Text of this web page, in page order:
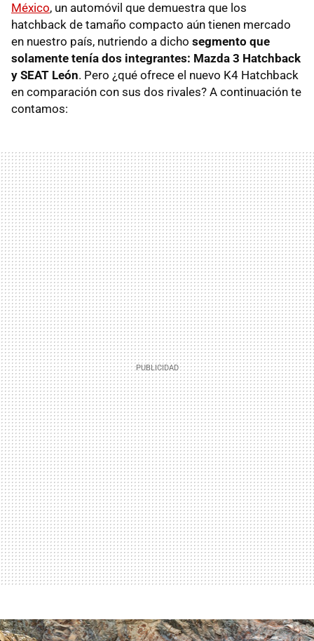
México, un automóvil que demuestra que los
hatchback de tamaño compacto aún tienen mercado
en nuestro país, nutriendo a dicho segmento que
solamente tenía dos integrantes: Mazda 3 Hatchback
y SEAT León. Pero ¿qué ofrece el nuevo K4 Hatchback
en comparación con sus dos rivales? A continuación te
contamos: